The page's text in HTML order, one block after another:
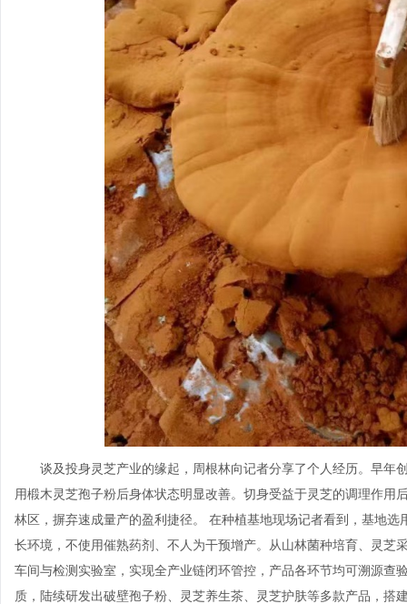
谈及投身灵芝产业的缘起，周根林向记者分享了个人经历。早年
用椴木灵芝孢子粉后身体状态明显改善。切身受益于灵芝的调理作
林区，摒弃速成量产的盈利捷径。 在种植基地现场记者看到，基地
长环境，不使用催熟药剂、不人为干预增产。从山林菌种培育、灵芝
车间与检测实验室，实现全产业链闭环管控，产品各环节均可溯源查
质，陆续研发出破壁孢子粉、灵芝养生茶、灵芝护肤等多款产品，搭